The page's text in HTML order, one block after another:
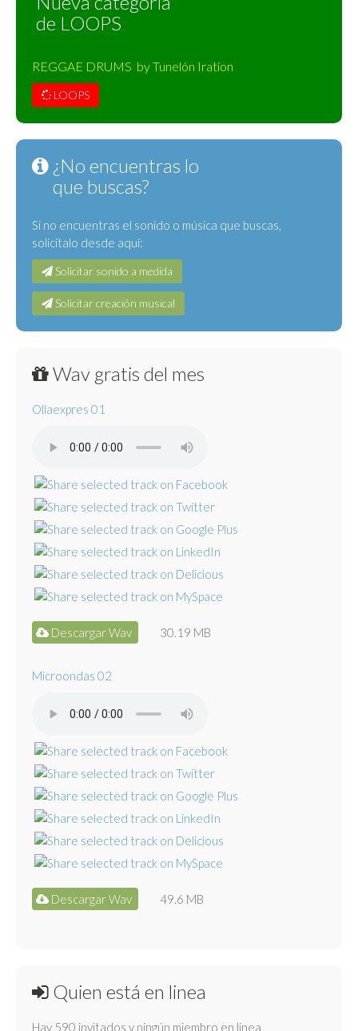
de LOOPS
REGGAE DRUMS by Tunelón Iration
LOOPS
¿No encuentras lo
que buscas?
Si no encuentras el sonido o música que buscas,
solicítalo desde aquí:
Solicitar sonido a medida
Solicitar creación musical
Wav gratis del mes
Ollaexpres 01
Descargar Wav 30.19 MB
Microondas 02
Descargar Wav 49.6 MB
Quien está en linea
Hay 590 invitados y ningún miembro en línea